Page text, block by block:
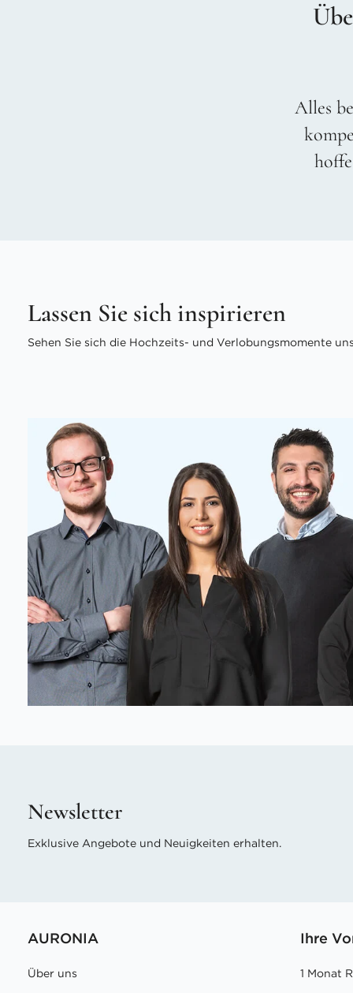
Alles
Lassen Sie sich inspirieren
Sehen Sie sich die Hochzeits- und Verlobungsmomente
Newsletter
Exklusive Angebote und Neuigkeiten erhalten.
AURONIA
Über uns
Ihre
1 Monat